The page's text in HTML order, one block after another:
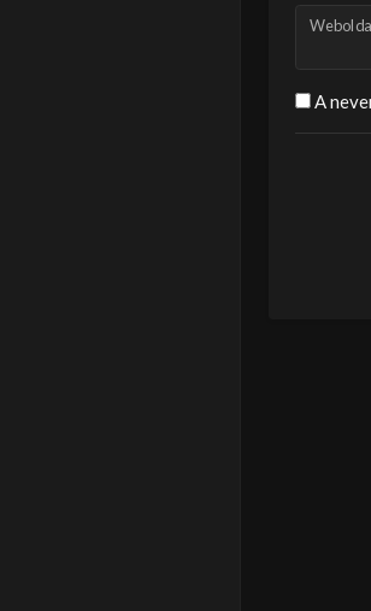
A